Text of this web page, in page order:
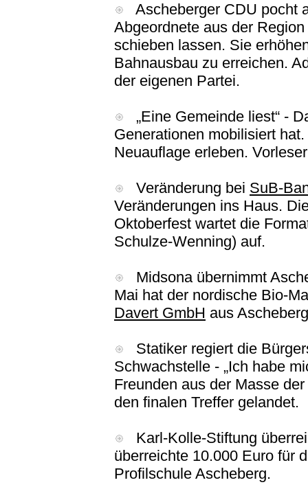
Ascheberger CDU pocht
Abgeordnete aus der
schieben lassen. Sie
Bahnausbau zu erreichen.
der eigenen Partei.
„Eine Gemeinde liest“ -
Generationen mobilisiert
Neuauflage erleben.
Veränderung bei SuB-
Veränderungen ins Haus.
Oktoberfest wartet die
Schulze-Wenning) auf.
Midsona übernimmt
Mai hat der nordische Bio-
Davert GmbH aus
Statiker regiert die
Schwachstelle - „Ich habe
Freunden aus der Masse
den finalen Treffer gelandet.
Karl-Kolle-Stiftung
überreichte 10.000 Euro für
Profilschule Ascheberg.